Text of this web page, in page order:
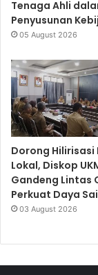
Tenaga Ahli
Penyusunan
05 August 2026
Dorong Hilirisasi
Lokal, Diskop
Gandeng Lintas
Perkuat Daya
03 August 2026